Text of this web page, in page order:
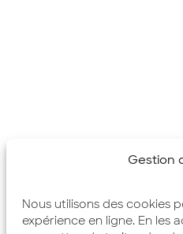
Gestion
Nous utilisons des cookies
expérience en ligne. En les